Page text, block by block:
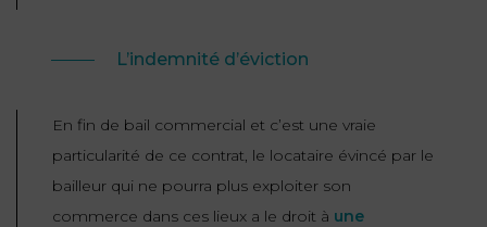
L’indemnité d’éviction
En fin de bail commercial et c’est une vraie
particularité de ce contrat, le locataire évincé par le
bailleur qui ne pourra plus exploiter son
commerce dans ces lieux a le droit à une